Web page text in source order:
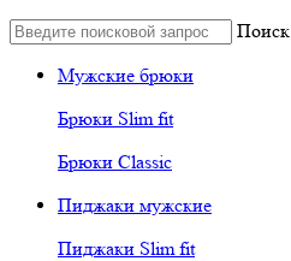
Поиск
Мужские брюки
Брюки Slim fit
Брюки Classic
Пиджаки мужские
Пиджаки Slim fit